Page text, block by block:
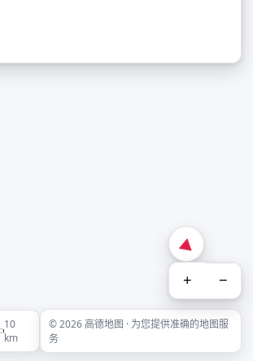
+ −
10
km
© 2026 高德地图 · 为您提供准确的地图服
务